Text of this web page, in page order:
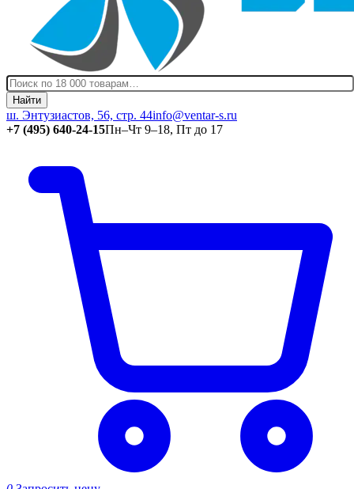
Найти
ш. Энтузиастов, 56, стр. 44info@ventar-s.ru
+7 (495) 640-24-15Пн–Чт 9–18, Пт до 17